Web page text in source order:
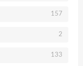
157
2
133